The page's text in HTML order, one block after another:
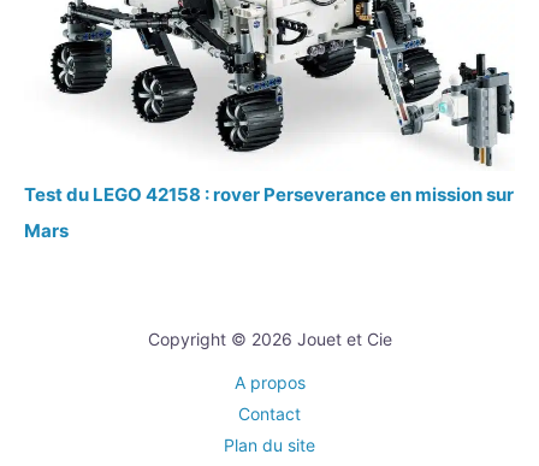
Test du LEGO 42158 : rover Perseverance en mission sur
Mars
Copyright © 2026 Jouet et Cie
A propos
Contact
Plan du site